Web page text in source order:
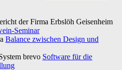
der Firma Erbslöh Geisenheim
Seminar
Balance zwischen Design und
brevo Software für die